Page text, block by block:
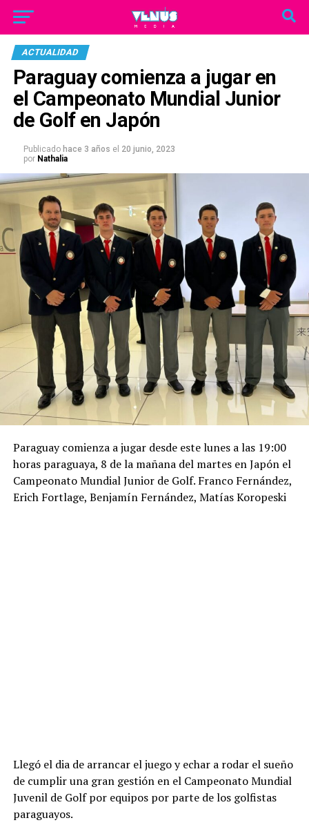
ACTUALIDAD
Paraguay comienza a jugar en
el Campeonato Mundial Junior
de Golf en Japón
Publicado hace 3 años el 20 junio, 2023
por Nathalia
Paraguay comienza a jugar desde este lunes a las 19:00
horas paraguaya, 8 de la mañana del martes en Japón el
Campeonato Mundial Junior de Golf. Franco Fernández,
Erich Fortlage, Benjamín Fernández, Matías Koropeski
Llegó el dia de arrancar el juego y echar a rodar el sueño
de cumplir una gran gestión en el Campeonato Mundial
Juvenil de Golf por equipos por parte de los golfistas
paraguayos.